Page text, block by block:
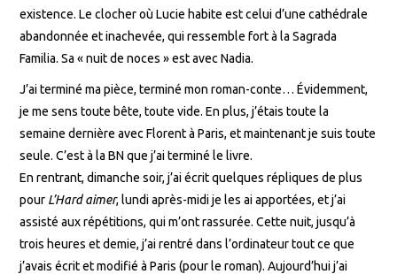
existence. Le clocher où Lucie habite est celui d’une cathédrale
abandonnée et inachevée, qui ressemble fort à la Sagrada
Familia. Sa « nuit de noces » est avec Nadia.
J’ai terminé ma pièce, terminé mon roman-conte… Évidemment,
je me sens toute bête, toute vide. En plus, j’étais toute la
semaine dernière avec Florent à Paris, et maintenant je suis toute
seule. C’est à la BN que j’ai terminé le livre.
En rentrant, dimanche soir, j’ai écrit quelques répliques de plus
pour L’Hard aimer, lundi après-midi je les ai apportées, et j’ai
assisté aux répétitions, qui m’ont rassurée. Cette nuit, jusqu’à
trois heures et demie, j’ai rentré dans l’ordinateur tout ce que
j’avais écrit et modifié à Paris (pour le roman). Aujourd’hui j’ai